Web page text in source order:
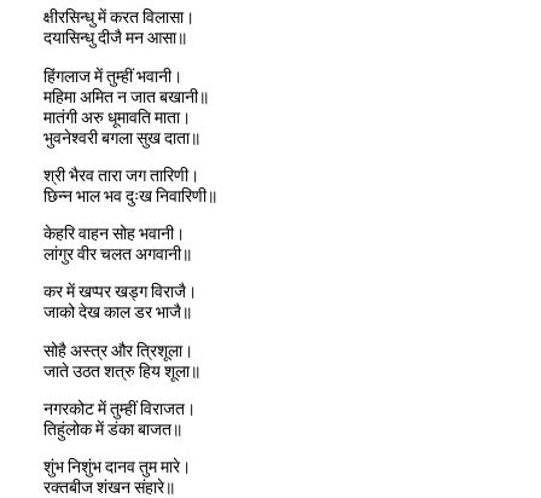
क्षीरसिन्धु में करत विलासा।
दयासिन्धु दीजै मन आसा॥
हिंगलाज में तुम्हीं भवानी।
महिमा अमित न जात बखानी॥
मातंगी अरु धूमावति माता।
भुवनेश्वरी बगला सुख दाता॥
श्री भैरव तारा जग तारिणी।
छिन्न भाल भव दुःख निवारिणी॥
केहरि वाहन सोह भवानी।
लांगुर वीर चलत अगवानी॥
कर में खप्पर खड्ग विराजै।
जाको देख काल डर भाजै॥
सोहै अस्त्र और त्रिशूला।
जाते उठत शत्रु हिय शूला॥
नगरकोट में तुम्हीं विराजत।
तिहुंलोक में डंका बाजत॥
शुंभ निशुंभ दानव तुम मारे।
रक्तबीज शंखन संहारे॥